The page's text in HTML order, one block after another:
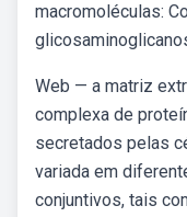
macromoléculas:
Web — a matriz
complexa de
secretados pelas
variada em
conjuntivos, tais